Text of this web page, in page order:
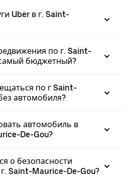
Uber в г. Saint-
по г. Saint-
бюджетный?
по г Saint-
автомобиля?
автомобиль в
De-Gou?
о безопасности
Saint-Maurice-De-Gou?